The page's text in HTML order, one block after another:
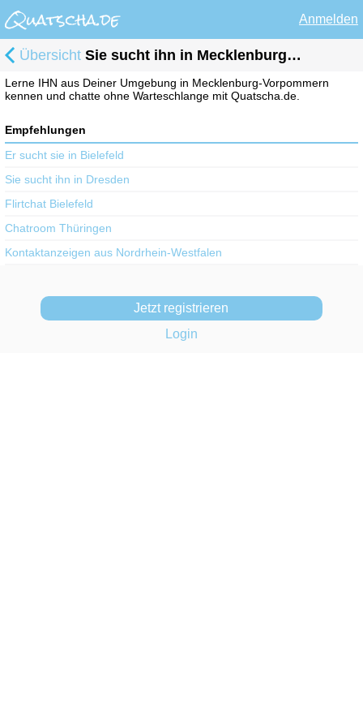
Anmelden
Übersicht Sie sucht ihn in Mecklenburg-Vorpommern
Lerne IHN aus Deiner Umgebung in Mecklenburg-Vorpommern
kennen und chatte ohne Warteschlange mit Quatscha.de.
Empfehlungen
Er sucht sie in Bielefeld
Sie sucht ihn in Dresden
Flirtchat Bielefeld
Chatroom Thüringen
Kontaktanzeigen aus Nordrhein-Westfalen
Jetzt registrieren
Login